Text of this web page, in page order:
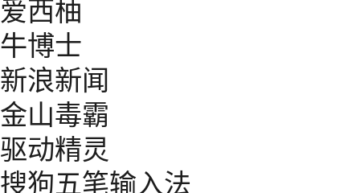
爱西柚
牛博士
新浪新闻
金山毒霸
驱动精灵
搜狗五笔输入法